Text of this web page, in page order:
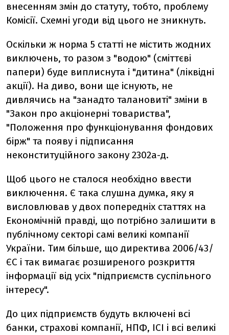
внесенням змін до статуту, тобто, проблему
Комісії. Схемні угоди від цього не зникнуть.
Оскільки ж норма 5 статті не містить жодних
виключень, то разом з "водою" (сміттєві
папери) буде виплиснута і "дитина" (ліквідні
акції). На диво, вони ще існують, не
дивлячись на "занадто талановиті" зміни в
"Закон про акціонерні товариства",
"Положення про функціонування фондових
бірж" та появу і підписання
неконституційного закону 2302а-д.
Щоб цього не сталося необхідно ввести
виключення. Є така слушна думка, яку я
висловлював у двох попередніх статтях на
Економічній правді, що потрібно залишити в
публічному секторі самі великі компанії
України. Тим більше, що директива 2006/43/
ЄС і так вимагає розширеного розкриття
інформації від усіх "підприємств суспільного
інтересу".
До цих підприємств будуть включені всі
банки, страхові компанії, НПФ, ІСІ і всі великі